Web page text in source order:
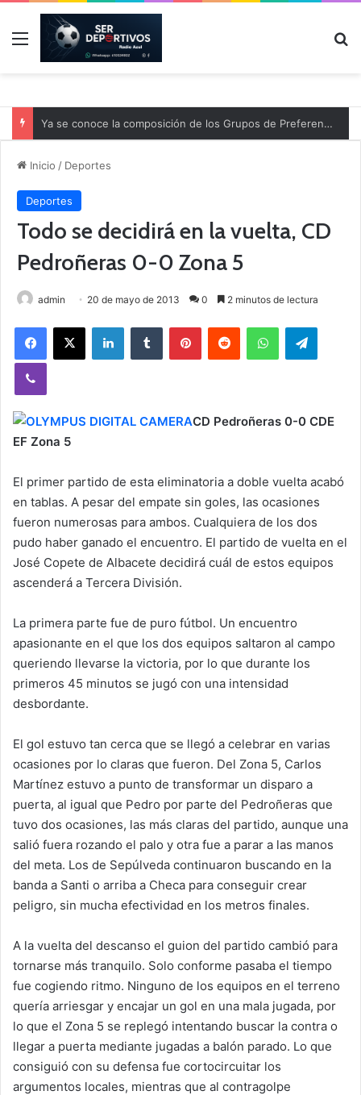
Menú
Ya se conoce la composición de los Grupos de Preferente y el calendario
Inicio / Deportes
Deportes
Todo se decidirá en la vuelta, CD
Pedroñeras 0-0 Zona 5
admin 20 de mayo de 2013 0 2 minutos de lectura
CD Pedroñeras 0-0 CDE
EF Zona 5
El primer partido de esta eliminatoria a doble vuelta acabó
en tablas. A pesar del empate sin goles, las ocasiones
fueron numerosas para ambos. Cualquiera de los dos
pudo haber ganado el encuentro. El partido de vuelta en el
José Copete de Albacete decidirá cuál de estos equipos
ascenderá a Tercera División.
La primera parte fue de puro fútbol. Un encuentro
apasionante en el que los dos equipos saltaron al campo
queriendo llevarse la victoria, por lo que durante los
primeros 45 minutos se jugó con una intensidad
desbordante.
El gol estuvo tan cerca que se llegó a celebrar en varias
ocasiones por lo claras que fueron. Del Zona 5, Carlos
Martínez estuvo a punto de transformar un disparo a
puerta, al igual que Pedro por parte del Pedroñeras que
tuvo dos ocasiones, las más claras del partido, aunque una
salió fuera rozando el palo y otra fue a parar a las manos
del meta. Los de Sepúlveda continuaron buscando en la
banda a Santi o arriba a Checa para conseguir crear
peligro, sin mucha efectividad en los metros finales.
A la vuelta del descanso el guion del partido cambió para
tornarse más tranquilo. Solo conforme pasaba el tiempo
fue cogiendo ritmo. Ninguno de los equipos en el terreno
quería arriesgar y encajar un gol en una mala jugada, por
lo que el Zona 5 se replegó intentando buscar la contra o
llegar a puerta mediante jugadas a balón parado. Lo que
consiguió con su defensa fue cortocircuitar los
argumentos locales, mientras que al contragolpe